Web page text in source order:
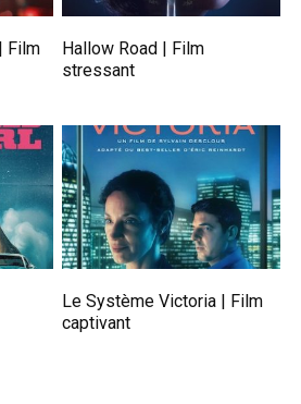
Film
Hallow Road | Film
stressant
Le Système Victoria | Film
captivant